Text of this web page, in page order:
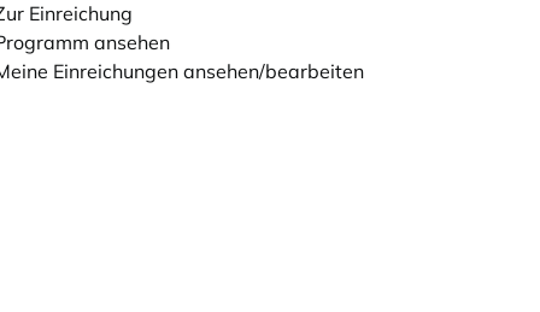
Einreichungen ansehen/bearbeiten
ansehen
Einreichung